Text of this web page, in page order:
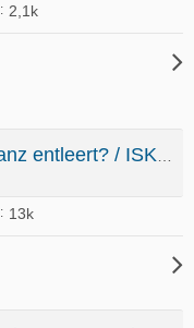
2,1k
13k